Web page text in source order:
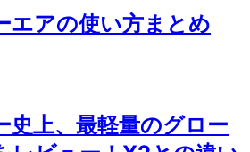
エアの使い方まとめ
史上、最軽量のグロー